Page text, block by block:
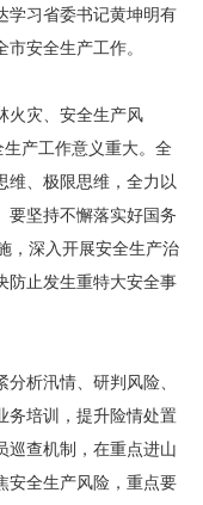
学习省委书记黄坤明有
安全生产工作。
灾、安全生产风
生产工作意义重大。全
维、极限思维，全力以
要坚持不懈落实好国务
，深入开展安全生产治
防止发生重特大安全事
析汛情、研判风险、
务培训，提升险情处置
巡查机制，在重点进山
安全生产风险，重点要